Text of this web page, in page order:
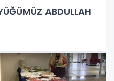
ABDULLAH